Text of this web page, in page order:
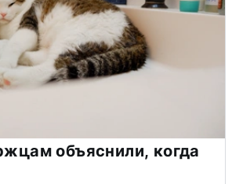
объяснили, когда